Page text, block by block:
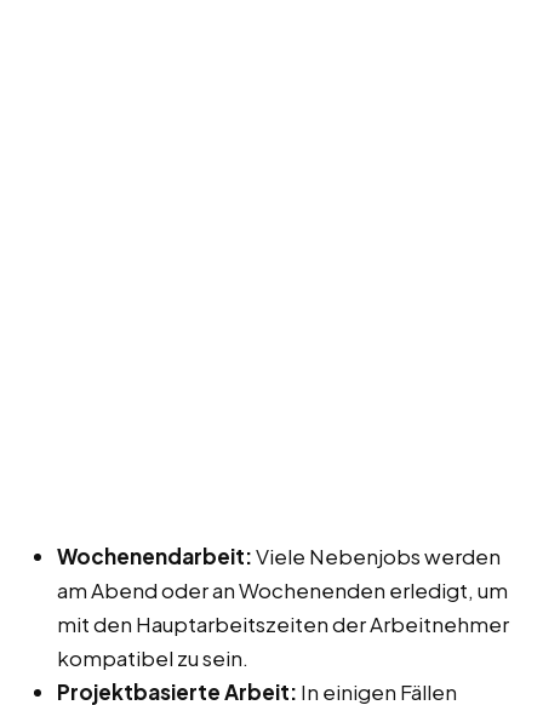
Wochenendarbeit:Viele Nebenjobs werden
am Abend oder an Wochenenden erledigt, um
mit den Hauptarbeitszeiten der Arbeitnehmer
kompatibel zu sein.
Projektbasierte Arbeit: In einigen Fällen